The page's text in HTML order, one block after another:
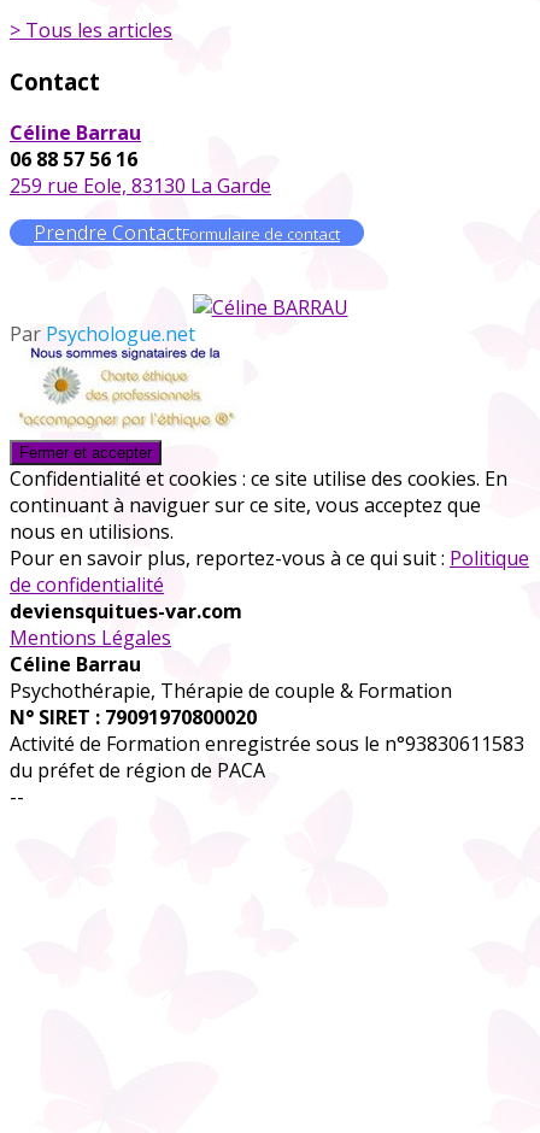
> Tous les articles
Contact
Céline Barrau
06 88 57 56 16
259 rue Eole, 83130 La Garde
Prendre ContactFormulaire de contact
Par Psychologue.net
Confidentialité et cookies : ce site utilise des cookies. En
continuant à naviguer sur ce site, vous acceptez que
nous en utilisions.
Pour en savoir plus, reportez-vous à ce qui suit : Politique
de confidentialité
deviensquitues-var.com
Mentions Légales
Céline Barrau
Psychothérapie, Thérapie de couple & Formation
N° SIRET : 79091970800020
Activité de Formation enregistrée sous le n°93830611583
du préfet de région de PACA
--